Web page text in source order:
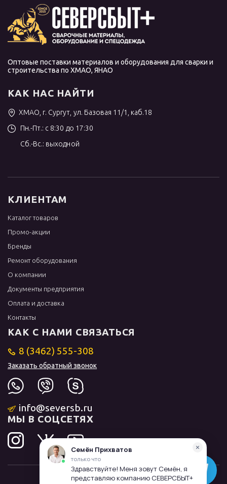
Оптовые поставки материалов и оборудования для сварки и
строительства по ХМАО, ЯНАО
КАК НАС НАЙТИ
ХМАО, г. Сургут, ул. Базовая 11/1, каб.18
Пн.-Пт.: с 8:30 до 17:30
Сб.-Вс.: выходной
КЛИЕНТАМ
Каталог товаров
Промо-акции
Бренды
Ремонт оборудования
О компании
Документы предприятия
Оплата и доставка
Контакты
КАК С НАМИ СВЯЗАТЬСЯ
8 (3462) 555-308
Заказать обратный звонок
info@seversb.ru
МЫ В СОЦСЕТЯХ